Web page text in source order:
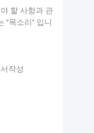
할 사항과 관
"목소리" 입니
작성